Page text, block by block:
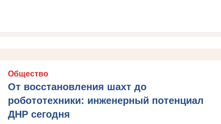
Общество
От восстановления шахт до
робототехники: инженерный потенциал
ДНР сегодня